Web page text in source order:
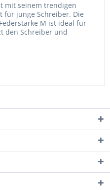
mit seinem trendigen
für junge Schreiber. Die
M ist ideal für
den Schreiber und